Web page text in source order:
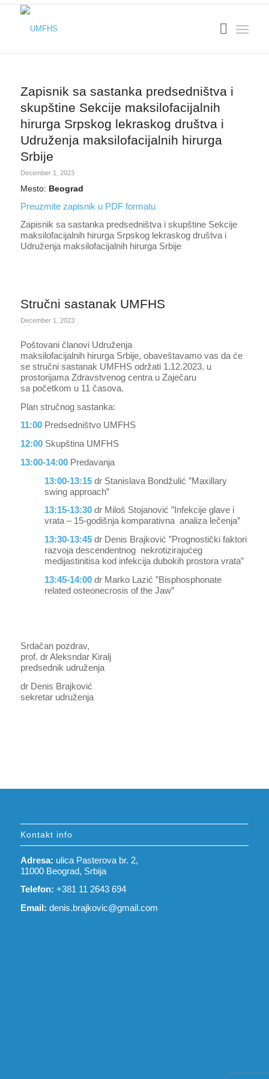
Zapisnik sa sastanka predsedništva i
skupštine Sekcije maksilofacijalnih
hirurga Srpskog lekraskog društva i
Udruženja maksilofacijalnih hirurga
Srbije
December 1, 2023
Mesto: Beograd
Preuzmite zapisnik u PDF formatu
Zapisnik sa sastanka predsedništva i skupštine Sekcije
maksilofacijalnih hirurga Srpskog lekraskog društva i
Udruženja maksilofacijalnih hirurga Srbije
Stručni sastanak UMFHS
December 1, 2023
Poštovani članovi Udruženja
maksilofacijalnih hirurga Srbije, obaveštavamo vas da će
se stručni sastanak UMFHS održati 1.12.2023. u
prostorijama Zdravstvenog centra u Zaječaru
sa početkom u 11 časova.
Plan stručnog sastanka:
11:00Predsedništvo UMFHS
12:00Skupština UMFHS
13:00-14:00Predavanja
13:00-13:15dr Stanislava Bondžulić ”Maxillary
swing approach”
13:15-13:30dr Miloš Stojanović ”Infekcije glave i
vrata – 15-godišnja komparativna analiza lečenja”
13:30-13:45dr Denis Brajković ”Prognostički faktori
razvoja descendentnog nekrotizirajućeg
medijastinitisa kod infekcija dubokih prostora vrata”
13:45-14:00dr Marko Lazić ”Bisphosphonate
related osteonecrosis of the Jaw”
Srdačan pozdrav,
prof. dr Aleksndar Kiralj
predsednik udruženja
dr Denis Brajković
sekretar udruženja
Kontakt info
Adresa: ulica Pasterova br. 2,
11000 Beograd, Srbija
Telefon: +381 11 2643 694
Email: denis.brajkovic@gmail.com